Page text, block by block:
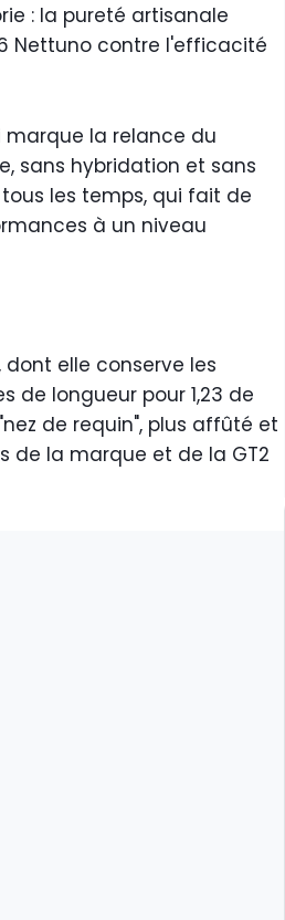
: la pureté artisanale
Nettuno contre l'efficacité
marque la relance du
sans hybridation et sans
tous les temps, qui fait de
à un niveau
dont elle conserve les
de longueur pour 1,23 de
de requin", plus affûté et
de la marque et de la GT2